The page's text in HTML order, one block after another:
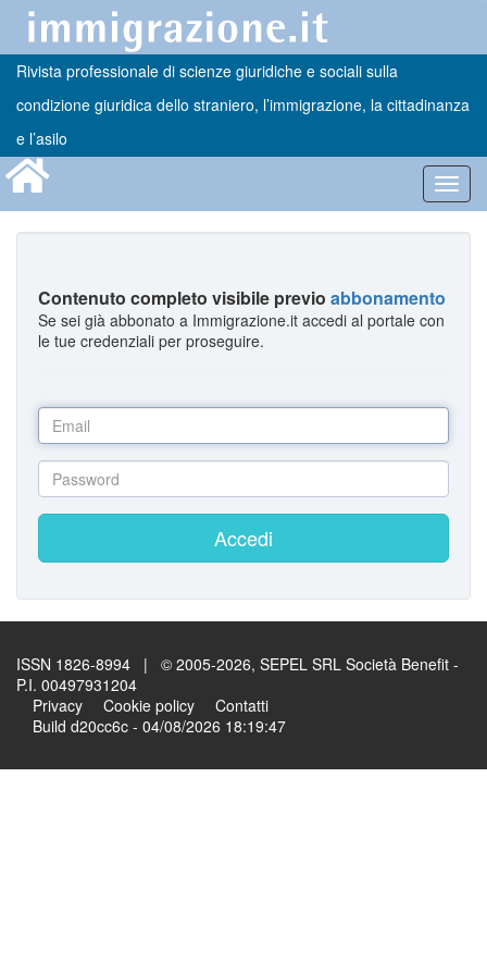
Rivista professionale di scienze giuridiche e sociali sulla
condizione giuridica dello straniero, l’immigrazione, la cittadinanza
e l’asilo
Contenuto completo visibile previo abbonamento
Se sei già abbonato a Immigrazione.it accedi al portale con
le tue credenziali per proseguire.
Accedi
ISSN 1826-8994 | © 2005-2026, SEPEL SRL Società Benefit -
P.I. 00497931204
Privacy
Cookie policy
Contatti
Build d20cc6c - 04/08/2026 18:19:47